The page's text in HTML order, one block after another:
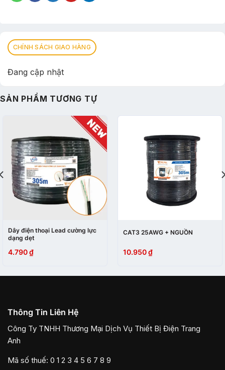
CHÍNH SÁCH GIAO HÀNG
Đang cập nhật
SẢN PHẨM TƯƠNG TỰ
Dây điện thoại Lead cường lực
dạng dẹt
4.790₫
CAT3 25AWG + NGUỒN
10.950₫
Thông Tin Liên Hệ
Công Ty TNHH Thương Mại Dịch Vụ Thiết Bị Điện Trang
Anh
Mã số thuế: 0 1 2 3 4 5 6 7 8 9